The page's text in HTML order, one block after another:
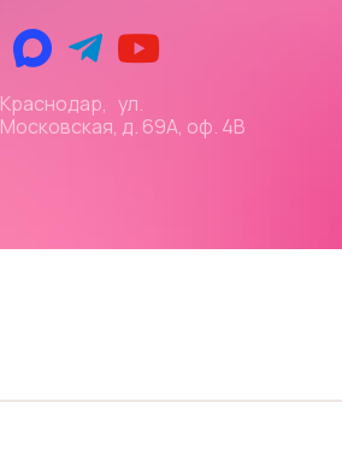
Краснодар, ул.
Московская, д. 69А, оф. 4В